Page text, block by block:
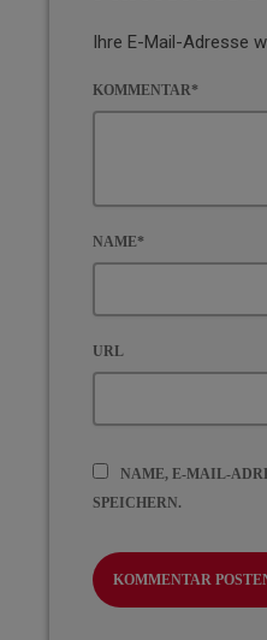
Ihre E-Mail-Adresse
KOMMENTAR*
NAME*
URL
NAME, E-MAIL-
SPEICHERN.